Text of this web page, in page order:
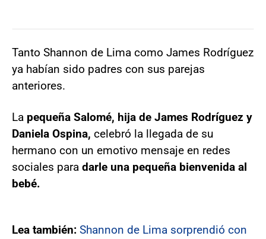
Tanto Shannon de Lima como James Rodríguez
ya habían sido padres con sus parejas
anteriores.
La pequeña Salomé, hija de James Rodríguez y
Daniela Ospina, celebró la llegada de su
hermano con un emotivo mensaje en redes
sociales para darle una pequeña bienvenida al
bebé.
Lea también: Shannon de Lima sorprendió con